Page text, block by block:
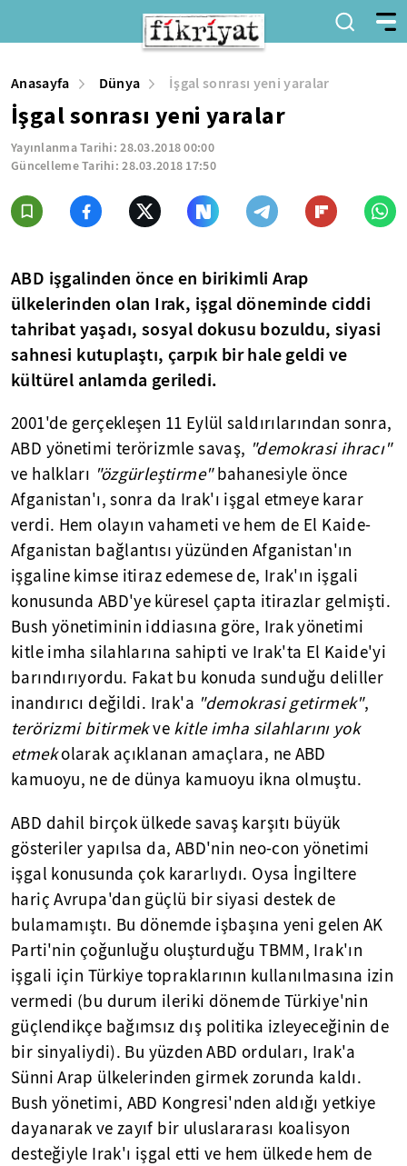
Anasayfa Dünya İşgal sonrası yeni yaralar
İşgal sonrası yeni yaralar
Yayınlanma Tarihi:28.03.2018 00:00
Güncelleme Tarihi:28.03.2018 17:50
ABD işgalinden önce en birikimli Arap
ülkelerinden olan Irak, işgal döneminde ciddi
tahribat yaşadı, sosyal dokusu bozuldu, siyasi
sahnesi kutuplaştı, çarpık bir hale geldi ve
kültürel anlamda geriledi.
2001'de gerçekleşen 11 Eylül saldırılarından sonra,
ABD yönetimi terörizmle savaş, "demokrasi ihracı"
ve halkları "özgürleştirme"bahanesiyle önce
Afganistan'ı, sonra da Irak'ı işgal etmeye karar
verdi. Hem olayın vahameti ve hem de El Kaide-
Afganistan bağlantısı yüzünden Afganistan'ın
işgaline kimse itiraz edemese de, Irak'ın işgali
konusunda ABD'ye küresel çapta itirazlar gelmişti.
Bush yönetiminin iddiasına göre, Irak yönetimi
kitle imha silahlarına sahipti ve Irak'ta El Kaide'yi
barındırıyordu. Fakat bu konuda sunduğu deliller
inandırıcı değildi. Irak'a "demokrasi getirmek",
terörizmi bitirmekve kitle imha silahlarını yok
etmekolarak açıklanan amaçlara, ne ABD
kamuoyu, ne de dünya kamuoyu ikna olmuştu.
ABD dahil birçok ülkede savaş karşıtı büyük
gösteriler yapılsa da, ABD'nin neo-con yönetimi
işgal konusunda çok kararlıydı. Oysa İngiltere
hariç Avrupa'dan güçlü bir siyasi destek de
bulamamıştı. Bu dönemde işbaşına yeni gelen AK
Parti'nin çoğunluğu oluşturduğu TBMM, Irak'ın
işgali için Türkiye topraklarının kullanılmasına izin
vermedi (bu durum ileriki dönemde Türkiye'nin
güçlendikçe bağımsız dış politika izleyeceğinin de
bir sinyaliydi). Bu yüzden ABD orduları, Irak'a
Sünni Arap ülkelerinden girmek zorunda kaldı.
Bush yönetimi, ABD Kongresi'nden aldığı yetkiye
dayanarak ve zayıf bir uluslararası koalisyon
desteğiyle Irak'ı işgal etti ve hem ülkede hem de